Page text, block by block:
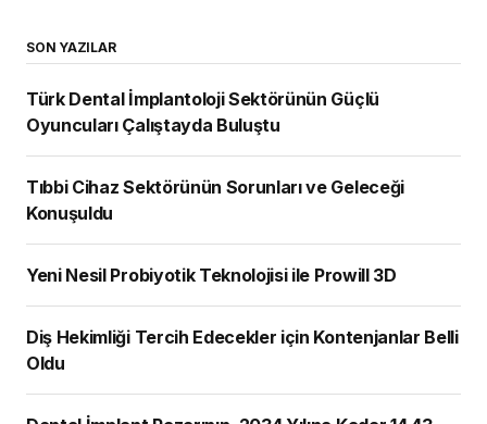
SON YAZILAR
Türk Dental İmplantoloji Sektörünün Güçlü
Oyuncuları Çalıştayda Buluştu
Tıbbi Cihaz Sektörünün Sorunları ve Geleceği
Konuşuldu
Yeni Nesil Probiyotik Teknolojisi ile Prowill 3D
Diş Hekimliği Tercih Edecekler için Kontenjanlar Belli
Oldu